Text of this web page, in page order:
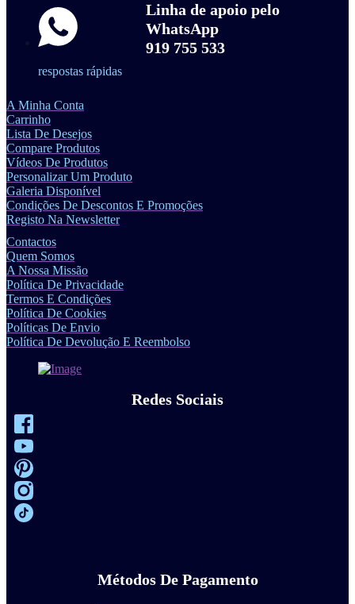
Linha de apoio pelo
WhatsApp
919 755 533
respostas rápidas
A Minha Conta
Carrinho
Lista De Desejos
Compare Produtos
Vídeos De Produtos
Personalizar Um Produto
Galeria Disponível
Condições De Descontos E Promoções
Registo Na Newsletter
Contactos
Quem Somos
A Nossa Missão
Política De Privacidade
Termos E Condições
Política De Cookies
Políticas De Envio
Política De Devolução E Reembolso
Redes Sociais
Métodos De Pagamento